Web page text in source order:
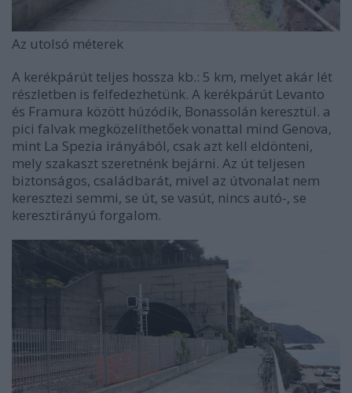
Az utolsó méterek
A kerékpárút teljes hossza kb.: 5 km, melyet akár lét
részletben is felfedezhetünk. A kerékpárút Levanto
és Framura között húzódik, Bonassolán keresztül. a
pici falvak megközelíthetőek vonattal mind Genova,
mint La Spezia irányából, csak azt kell eldönteni,
mely szakaszt szeretnénk bejárni. Az út teljesen
biztonságos, családbarát, mivel az útvonalat nem
keresztezi semmi, se út, se vasút, nincs autó-, se
keresztirányú forgalom.